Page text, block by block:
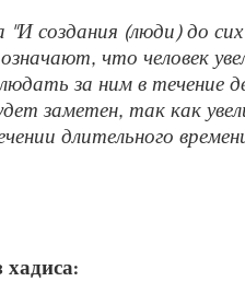
"И создания (люди) до
что человек
за ним в течение
заметен, так как
длительного